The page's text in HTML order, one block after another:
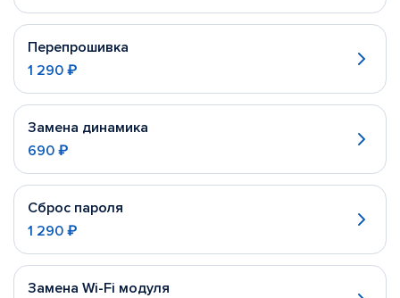
Перепрошивка
1 290 ₽
Замена динамика
690 ₽
Сброс пароля
1 290 ₽
Замена Wi-Fi модуля